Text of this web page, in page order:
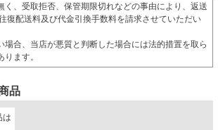
く、受取拒否、保管期限切れなどの事由により、返送
復配送料及び代金引換手数料を請求させていただい
場合、当店が悪質と判断した場合には法的措置を取ら
ます。
品
は